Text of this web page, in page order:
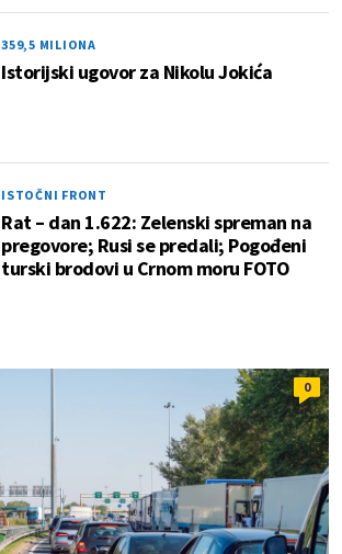
359,5 MILIONA
Istorijski ugovor za Nikolu Jokića
ISTOČNI FRONT
Rat – dan 1.622: Zelenski spreman na
pregovore; Rusi se predali; Pogođeni
turski brodovi u Crnom moru FOTO
0